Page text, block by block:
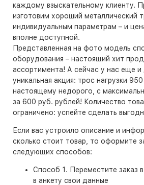
каждому взыскательному клиенту.
изготовим хороший металлический
индивидуальным параметрам – и
вполне доступной.
Представленная на фото модель
оборудования – настоящий хит
ассортимента! А сейчас у нас еще и
уникальная акция: трос нагрузки
настоящему недорого, с
за 600 руб. рублей! Количество
ограничено: успейте сделать
Если вас устроило описание и
сколько стоит товар, то оформите
следующих способов:
Способ 1. Переместите заказ
в анкету свои данные